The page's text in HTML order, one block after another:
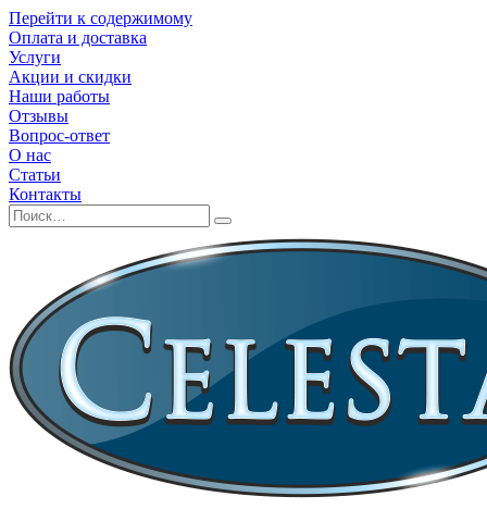
Перейти к содержимому
Оплата и доставка
Услуги
Акции и скидки
Наши работы
Отзывы
Вопрос-ответ
О нас
Статьи
Контакты